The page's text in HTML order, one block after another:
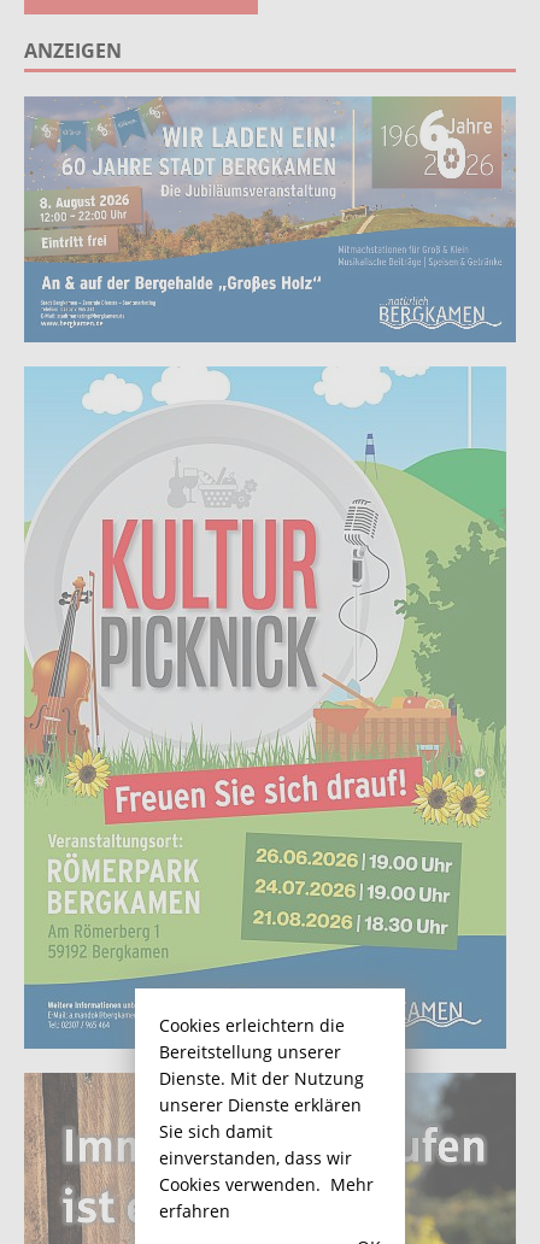
ANZEIGEN
Cookies erleichtern die
Bereitstellung unserer
Dienste. Mit der Nutzung
unserer Dienste erklären
Sie sich damit
einverstanden, dass wir
Cookies verwenden. Mehr
erfahren